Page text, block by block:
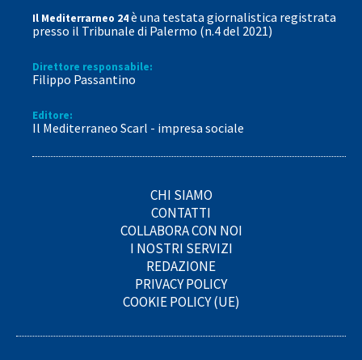
Il Mediterrarneo 24è una testata giornalistica registrata
presso il Tribunale di Palermo (n.4 del 2021)
Direttore responsabile:
Filippo Passantino
Editore:
Il Mediterraneo Scarl - impresa sociale
CHI SIAMO
CONTATTI
COLLABORA CON NOI
I NOSTRI SERVIZI
REDAZIONE
PRIVACY POLICY
COOKIE POLICY (UE)